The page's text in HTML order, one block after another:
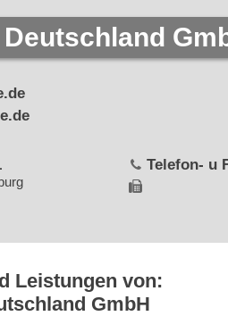
Telefon- u
Leistungen von:
GmbH